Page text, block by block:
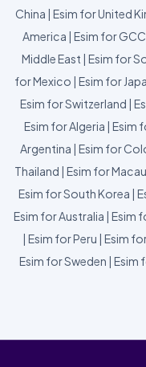
China | Esim for United
America | Esim for
Middle East | Esim for
for Mexico | Esim for
Esim for Switzerland |
Esim for Algeria | Esim
Argentina | Esim for
Thailand | Esim for Macau
Esim for South Korea |
Esim for Australia | Esim
| Esim for Peru | Esim
Esim for Sweden | Esim